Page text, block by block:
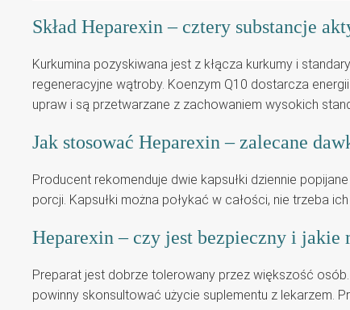
Skład Heparexin – cztery substancje
Kurkumina pozyskiwana jest z kłącza kurkumy i
regeneracyjne wątroby. Koenzym Q10 dostarcza
upraw i są przetwarzane z zachowaniem wysokich
Jak stosować Heparexin – zalecane
Producent rekomenduje dwie kapsułki dziennie
porcji. Kapsułki można połykać w całości, nie trzeba
Heparexin – czy jest bezpieczny i jakie
Preparat jest dobrze tolerowany przez większość
powinny skonsultować użycie suplementu z lekarzem.